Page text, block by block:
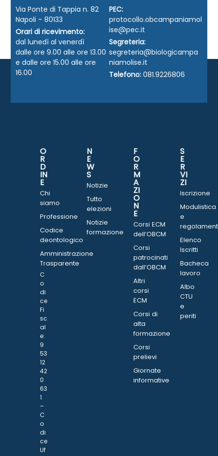
Via Ponte di Tappia n. 82
Napoli – 80133
Orari di ricevimento:
dal lunedì al venerdì
dalle ore 9.00 alle ore 13.00
e dalle ore 15.00 alle ore
16.00
PEC:
protocollo.obcampaniamol
ise@pec.it
Segreteria:
segreteria@biologicampa
niamolise.it
Telefono: 081.9226806
O
R
D
IN
E
Chi
siamo
Professione
Codice
deontologico
Amministrazione
Trasparente
C
o
di
ce
Fi
sc
al
e:
9
53
12
42
0
63
1
–
C
o
di
ce
Uf
N
E
W
S
Notizie
Tutto
elezioni
Notizie
formazione
F
O
R
M
A
ZI
O
N
E
Corsi ECM
dell’OBCM
Corsi
patrocinati
dall’OBCM
Altri
corsi
ECM
Corsi di
alta
formazione
Corsi
prelievi
Giornate
informative
S
E
R
VI
ZI
Iscrizione
Modulistica
e
Elenco
Iscritti
Bacheca
lavoro
Albo
CTU
e
periti